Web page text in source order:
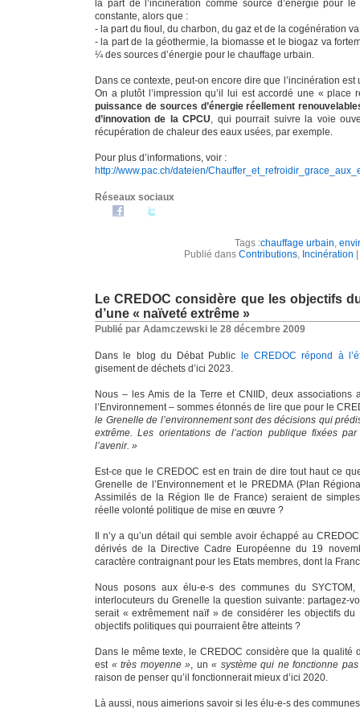
la part de l’incinération comme source d’énergie pour
constante, alors que :
- la part du fioul, du charbon, du gaz et de la cogénération
- la part de la géothermie, la biomasse et le biogaz va
¼ des sources d’énergie pour le chauffage urbain.
Dans ce contexte, peut-on encore dire que l’incinération
On a plutôt l’impression qu’il lui est accordé une « place
puissance de sources d’énergie réellement
d’innovation de la CPCU, qui pourrait suivre la voie
récupération de chaleur des eaux usées, par exemple.
Pour plus d’informations, voir :
http://www.pac.ch/dateien/
Réseaux sociaux
Tags :chauffage urbain,
Publié dans Contributions, Incinération
Le CREDOC considère que les objectifs
d’une « naïveté extrême »
Publié par Adamczewski le 28 décembre 2009
Dans le blog du Débat Public
le CREDOC répond à
gisement de déchets d’ici 2023.
Nous – les Amis de la Terre et CNIID, deux associations
l’Environnement – sommes étonnés de lire que pour le
le Grenelle de l’environnement sont des décisions qui
extrême. Les orientations de l’action publique fixées
l’avenir. »
Est-ce que le CREDOC est en train de dire tout haut ce
Grenelle de l’Environnement et le PREDMA (Plan
Assimilés de la Région Ile de France) seraient de
réelle volonté politique de mise en œuvre ?
Il n’y a qu’un détail qui semble avoir échappé au
dérivés de la Directive Cadre Européenne du 19
caractère contraignant pour les Etats membres, dont la
Nous posons aux élu-e-s des communes du
interlocuteurs du Grenelle la question suivante: partagez-
serait « extrêmement naïf » de considérer les objectifs
objectifs politiques qui pourraient être atteints ?
Dans le même texte, le CREDOC considère que la qualité
est « très moyenne », un « système qui ne fonctionne
raison de penser qu’il fonctionnerait mieux d’ici 2020.
Là aussi, nous aimerions savoir si les élu-e-s des